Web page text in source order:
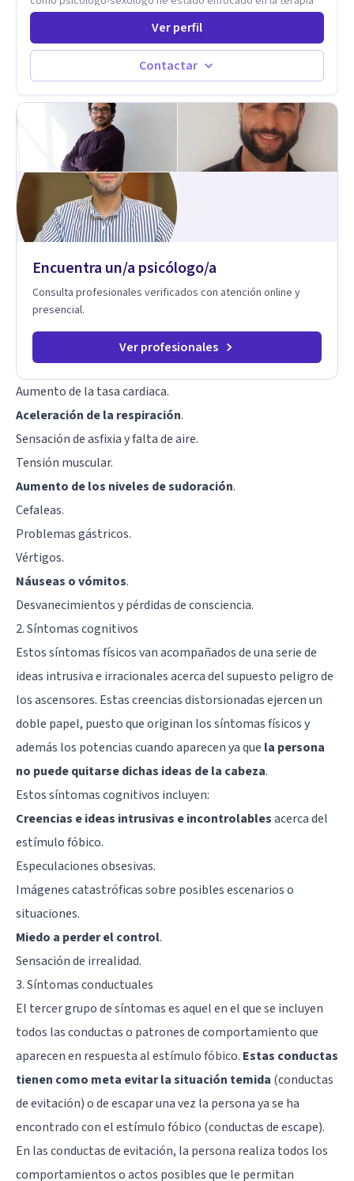
sexual desde una perspectiva multidisciplinar BIO-PSICO-
SOCIAL ya que aunque las bases de mi trabajo son
psicológicas, si no se tienen en consideración otros factores
la terapia puede no funcionar al tener una visión demasiado
simplista, excluyendo de antemano otros factores que
mejora global de tu sexualidad, considerando cada caso
como algo particular e intentando adaptarme a tu situación
personal concreta. En especial mi ámbito de trabajo es la
disfunción eréctil, la eyaculación precoz y la falta de deseo
tanto en mujeres como en hombres. La sexualidad es de
enorme importancia tanto para el bienestar físico y mental
como a nivel personal para una buena autoestima y una
relación saludable de pareja.
Ver perfil
Contactar
Encuentra un/a psicólogo/a
Consulta profesionales verificados con atención online y
presencial.
Ver profesionales
Aumento de la tasa cardiaca.
Aceleración de la respiración.
Sensación de asfixia y falta de aire.
Tensión muscular.
Aumento de los niveles de sudoración.
Cefaleas.
Problemas gástricos.
Vértigos.
Náuseas o vómitos.
Desvanecimientos y pérdidas de consciencia.
2. Síntomas cognitivos
Estos síntomas físicos van acompañados de una serie de
ideas intrusiva e irracionales acerca del supuesto peligro de
los ascensores. Estas creencias distorsionadas ejercen un
doble papel, puesto que originan los síntomas físicos y
además los potencias cuando aparecen ya que la persona
no puede quitarse dichas ideas de la cabeza.
Estos síntomas cognitivos incluyen:
Creencias e ideas intrusivas e incontrolablesacerca del
estímulo fóbico.
Especulaciones obsesivas.
Imágenes catastróficas sobre posibles escenarios o
situaciones.
Miedo a perder el control.
Sensación de irrealidad.
3. Síntomas conductuales
El tercer grupo de síntomas es aquel en el que se incluyen
todos las conductas o patrones de comportamiento que
aparecen en respuesta al estímulo fóbico. Estas conductas
tienen como meta evitar la situación temida (conductas
de evitación) o de escapar una vez la persona ya se ha
encontrado con el estímulo fóbico (conductas de escape).
En las conductas de evitación, la persona realiza todos los
comportamientos o actos posibles que le permitan